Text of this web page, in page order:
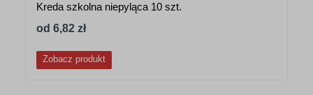
Kreda szkolna niepyląca 10 szt.
od 6,82 zł
Zobacz produkt